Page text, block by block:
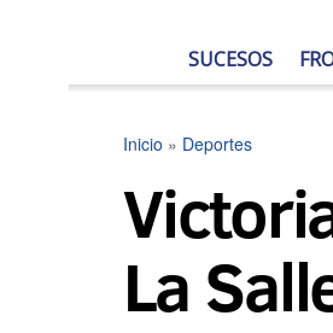
SUCESOS
Inicio » Deportes
La